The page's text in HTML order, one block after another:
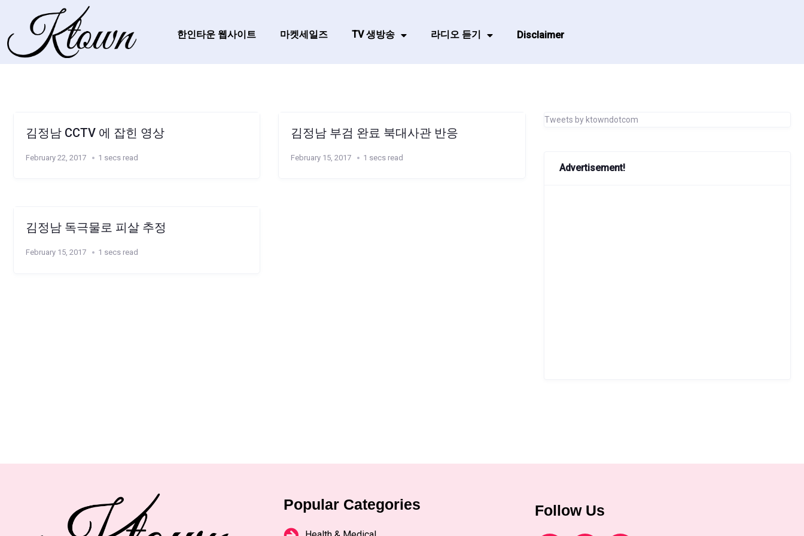
한인타운 웹사이트 마켓세일즈 TV 생방송 라디오 듣기 Disclaimer
김정남 CCTV 에 잡힌 영상
February 22, 2017 1 secs read
김정남 부검 완료 북대사관 반응
February 15, 2017 1 secs read
김정남 독극물로 피살 추정
February 15, 2017 1 secs read
Tweets by ktowndotcom
Advertisement!
Popular Categories Follow Us